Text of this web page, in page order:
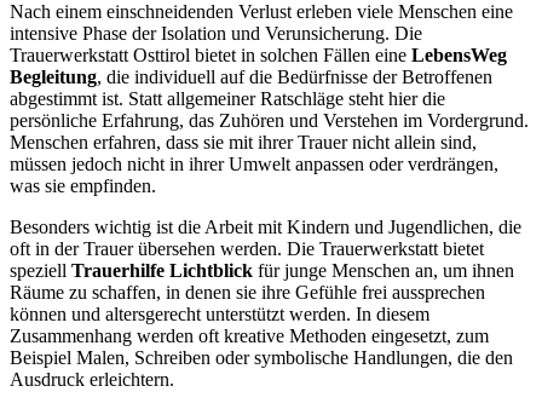
Nach einem einschneidenden Verlust erleben viele Menschen eine
intensive Phase der Isolation und Verunsicherung. Die
Trauerwerkstatt Osttirol bietet in solchen Fällen eine LebensWeg
Begleitung, die individuell auf die Bedürfnisse der Betroffenen
abgestimmt ist. Statt allgemeiner Ratschläge steht hier die
persönliche Erfahrung, das Zuhören und Verstehen im Vordergrund.
Menschen erfahren, dass sie mit ihrer Trauer nicht allein sind,
müssen jedoch nicht in ihrer Umwelt anpassen oder verdrängen,
was sie empfinden.
Besonders wichtig ist die Arbeit mit Kindern und Jugendlichen, die
oft in der Trauer übersehen werden. Die Trauerwerkstatt bietet
speziell Trauerhilfe Lichtblick für junge Menschen an, um ihnen
Räume zu schaffen, in denen sie ihre Gefühle frei aussprechen
können und altersgerecht unterstützt werden. In diesem
Zusammenhang werden oft kreative Methoden eingesetzt, zum
Beispiel Malen, Schreiben oder symbolische Handlungen, die den
Ausdruck erleichtern.